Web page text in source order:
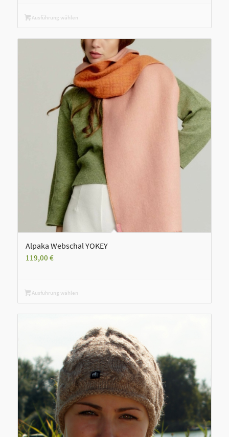
Ausführung wählen
Alpaka Webschal YOKEY
119,00 €
Ausführung wählen